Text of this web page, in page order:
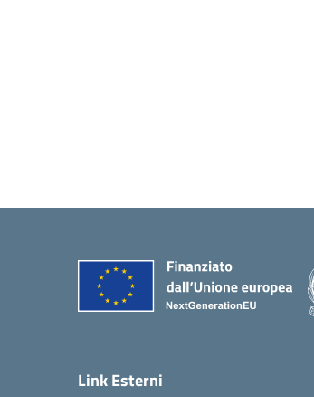
Link Esterni